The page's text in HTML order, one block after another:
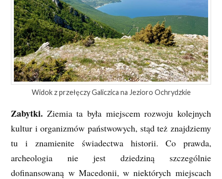
Widok z przełęczy Galiczica na Jezioro Ochrydzkie
Zabytki. Ziemia ta była miejscem rozwoju kolejnych
kultur i organizmów państwowych, stąd też znajdziemy
tu i znamienite świadectwa historii. Co prawda,
archeologia nie jest dziedziną szczególnie
dofinansowaną w Macedonii, w niektórych miejscach